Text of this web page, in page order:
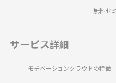
無料セ
サービス詳細
モチベーションクラウドの特徴